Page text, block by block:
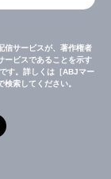
信サービスが、著作権者
ービスであることを示す
す。詳しくは［ABJマー
索してください。